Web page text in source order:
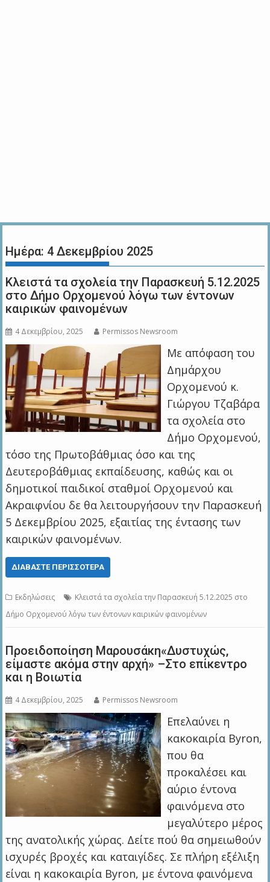
Ημέρα: 4 Δεκεμβρίου 2025
Κλειστά τα σχολεία την Παρασκευή 5.12.2025
στο Δήμο Ορχομενού λόγω των έντονων
καιρικών φαινομένων
4 Δεκεμβρίου, 2025 Permissos Newsroom
Με απόφαση του
Δημάρχου
Ορχομενού κ.
Γιώργου Τζαβάρα
τα σχολεία στο
Δήμο Ορχομενού,
τόσο της Πρωτοβάθμιας όσο και της
Δευτεροβάθμιας εκπαίδευσης, καθώς και οι
δημοτικοί παιδικοί σταθμοί Ορχομενού και
Ακραιφνίου δε θα λειτουργήσουν την Παρασκευή
5 Δεκεμβρίου 2025, εξαιτίας της έντασης των
καιρικών φαινομένων.
ΔΙΑΒΆΣΤΕ ΠΕΡΙΣΣΌΤΕΡΑ
Εκδηλώσεις
Κλειστά τα σχολεία την Παρασκευή 5.12.2025 στο
Δήμο Ορχομενού λόγω των έντονων καιρικών φαινομένων
Προειδοποίηση Μαρουσάκη«Δυστυχώς,
είμαστε ακόμα στην αρχή» –Στο επίκεντρο
και η Βοιωτία
4 Δεκεμβρίου, 2025 Permissos Newsroom
Επελαύνει η
κακοκαιρία Byron,
που θα
προκαλέσει και
αύριο έντονα
φαινόμενα στο
μεγαλύτερο μέρος
της ανατολικής χώρας. Δείτε πού θα σημειωθούν
ισχυρές βροχές και καταιγίδες. Σε πλήρη εξέλιξη
είναι η κακοκαιρία Byron, με έντονα φαινόμενα